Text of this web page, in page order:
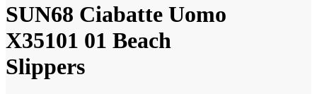
SUN68 Ciabatte Uomo
X35101 01 Beach
Slippers